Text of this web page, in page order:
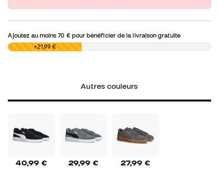
Ajoutez au moins70 €pour bénéficier de la livraison gratuite
0,00 € +21,99 €
Autres couleurs
40,99 € 29,99 € 27,99 €